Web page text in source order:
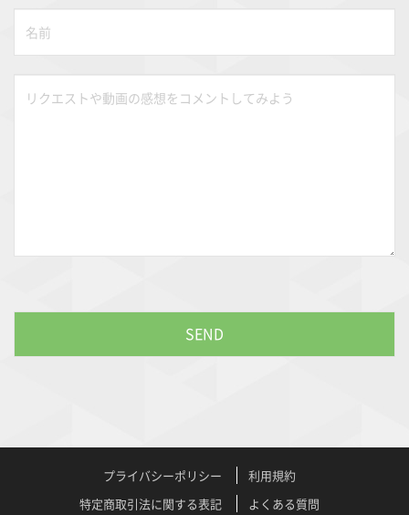
プライバシーポリシー
利用規約
特定商取引法に関する表記
よくある質問